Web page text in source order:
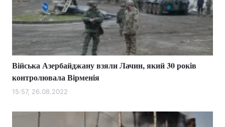
Війська Азербайджану взяли Лачин, який 30 років
контролювала Вірменія
15:57, 26.08.2022